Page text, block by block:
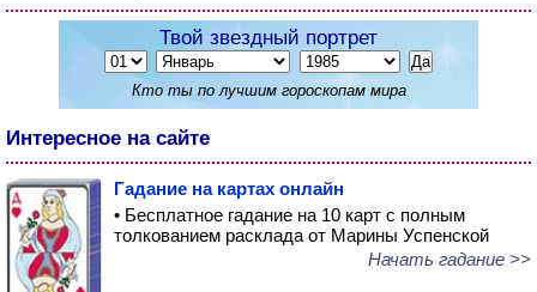
Твой звездный портрет
Кто ты по лучшим гороскопам мира
Интересное на сайте
Гадание на картах онлайн
• Бесплатное гадание на 10 карт с полным
толкованием расклада от Марины Успенской
Начать гадание >>